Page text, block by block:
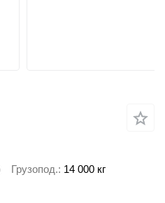
Грузопод. 14 000 кг